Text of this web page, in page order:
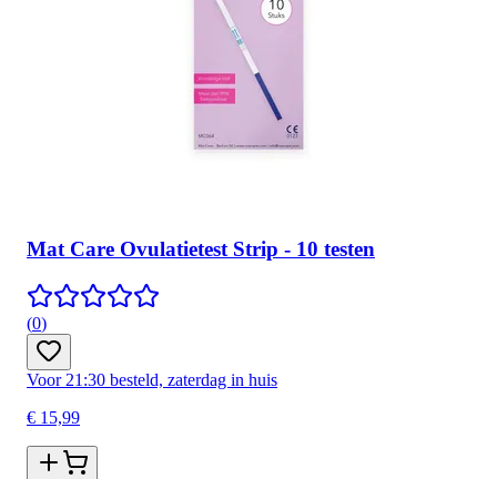
Mat Care Ovulatietest Strip - 10 testen
(0)
Voor 21:30 besteld, zaterdag in huis
€ 15,99